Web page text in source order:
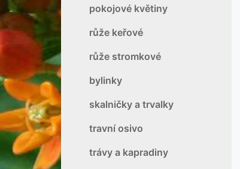
pokojové květiny
růže keřové
růže stromkové
bylinky
skalničky a trvalky
travní osivo
trávy a kapradiny